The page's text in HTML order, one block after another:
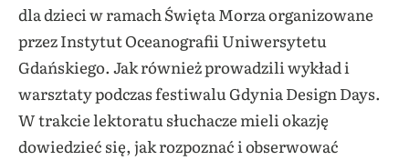
dla dzieci w ramach Święta Morza organizowane
przez Instytut Oceanografii Uniwersytetu
Gdańskiego. Jak również prowadzili wykład i
warsztaty podczas festiwalu Gdynia Design Days.
W trakcie lektoratu słuchacze mieli okazję
dowiedzieć się, jak rozpoznać i obserwować